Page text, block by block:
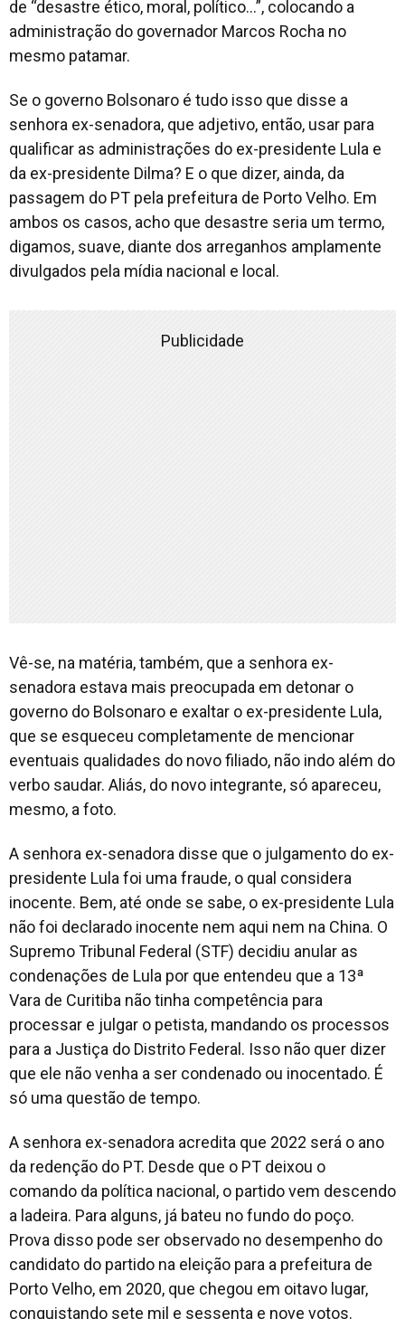
de “desastre ético, moral, político...”, colocando a
administração do governador Marcos Rocha no
mesmo patamar.
Se o governo Bolsonaro é tudo isso que disse a
senhora ex-senadora, que adjetivo, então, usar para
qualificar as administrações do ex-presidente Lula e
da ex-presidente Dilma? E o que dizer, ainda, da
passagem do PT pela prefeitura de Porto Velho. Em
ambos os casos, acho que desastre seria um termo,
digamos, suave, diante dos arreganhos amplamente
divulgados pela mídia nacional e local.
Publicidade
Vê-se, na matéria, também, que a senhora ex-
senadora estava mais preocupada em detonar o
governo do Bolsonaro e exaltar o ex-presidente Lula,
que se esqueceu completamente de mencionar
eventuais qualidades do novo filiado, não indo além do
verbo saudar. Aliás, do novo integrante, só apareceu,
mesmo, a foto.
A senhora ex-senadora disse que o julgamento do ex-
presidente Lula foi uma fraude, o qual considera
inocente. Bem, até onde se sabe, o ex-presidente Lula
não foi declarado inocente nem aqui nem na China. O
Supremo Tribunal Federal (STF) decidiu anular as
condenações de Lula por que entendeu que a 13ª
Vara de Curitiba não tinha competência para
processar e julgar o petista, mandando os processos
para a Justiça do Distrito Federal. Isso não quer dizer
que ele não venha a ser condenado ou inocentado. É
só uma questão de tempo.
A senhora ex-senadora acredita que 2022 será o ano
da redenção do PT. Desde que o PT deixou o
comando da política nacional, o partido vem descendo
a ladeira. Para alguns, já bateu no fundo do poço.
Prova disso pode ser observado no desempenho do
candidato do partido na eleição para a prefeitura de
Porto Velho, em 2020, que chegou em oitavo lugar,
conquistando sete mil e sessenta e nove votos.